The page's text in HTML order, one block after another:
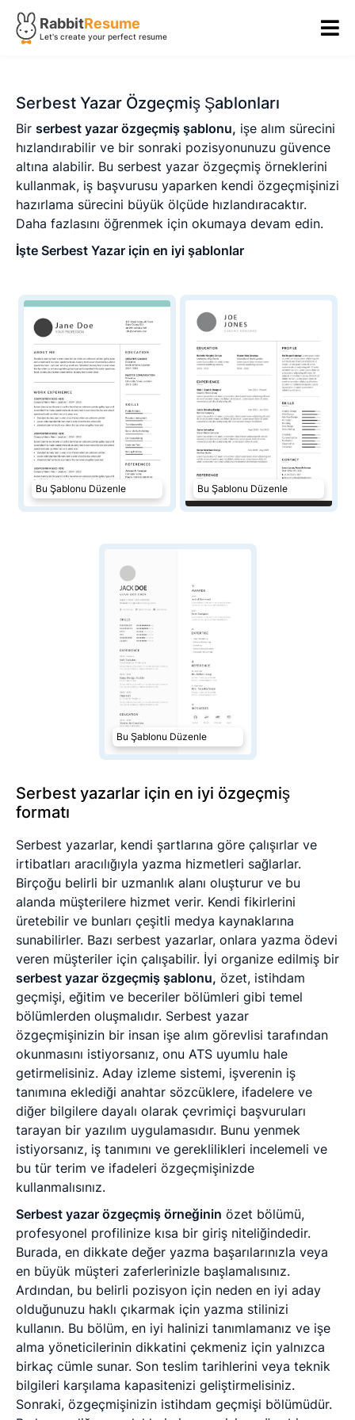
RabbitResume
Let's create your perfect resume
Serbest Yazar Özgeçmiş Şablonları
Bir serbest yazar özgeçmiş şablonu, işe alım sürecini
hızlandırabilir ve bir sonraki pozisyonunuzu güvence
altına alabilir. Bu serbest yazar özgeçmiş örneklerini
kullanmak, iş başvurusu yaparken kendi özgeçmişinizi
hazırlama sürecini büyük ölçüde hızlandıracaktır.
Daha fazlasını öğrenmek için okumaya devam edin.
İşte Serbest Yazar için en iyi şablonlar
Bu Şablonu Düzenle Bu Şablonu Düzenle
Bu Şablonu Düzenle
Serbest yazarlar için en iyi özgeçmiş
formatı
Serbest yazarlar, kendi şartlarına göre çalışırlar ve
irtibatları aracılığıyla yazma hizmetleri sağlarlar.
Birçoğu belirli bir uzmanlık alanı oluşturur ve bu
alanda müşterilere hizmet verir. Kendi fikirlerini
üretebilir ve bunları çeşitli medya kaynaklarına
sunabilirler. Bazı serbest yazarlar, onlara yazma ödevi
veren müşteriler için çalışabilir. İyi organize edilmiş bir
serbest yazar özgeçmiş şablonu, özet, istihdam
geçmişi, eğitim ve beceriler bölümleri gibi temel
bölümlerden oluşmalıdır. Serbest yazar
özgeçmişinizin bir insan işe alım görevlisi tarafından
okunmasını istiyorsanız, onu ATS uyumlu hale
getirmelisiniz. Aday izleme sistemi, işverenin iş
tanımına eklediği anahtar sözcüklere, ifadelere ve
diğer bilgilere dayalı olarak çevrimiçi başvuruları
tarayan bir yazılım uygulamasıdır. Bunu yenmek
istiyorsanız, iş tanımını ve gereklilikleri incelemeli ve
bu tür terim ve ifadeleri özgeçmişinizde
kullanmalısınız.
Serbest yazar özgeçmiş örneğinin özet bölümü,
profesyonel profilinize kısa bir giriş niteliğindedir.
Burada, en dikkate değer yazma başarılarınızla veya
en büyük müşteri zaferlerinizle başlamalısınız.
Ardından, bu belirli pozisyon için neden en iyi aday
olduğunuzu haklı çıkarmak için yazma stilinizi
kullanın. Bu bölüm, en iyi halinizi tanımlamanız ve işe
alma yöneticilerinin dikkatini çekmeniz için yalnızca
birkaç cümle sunar. Son teslim tarihlerini veya teknik
bilgileri karşılama kapasitenizi geliştirmelisiniz.
Sonraki, özgeçmişinizin istihdam geçmişi bölümüdür.